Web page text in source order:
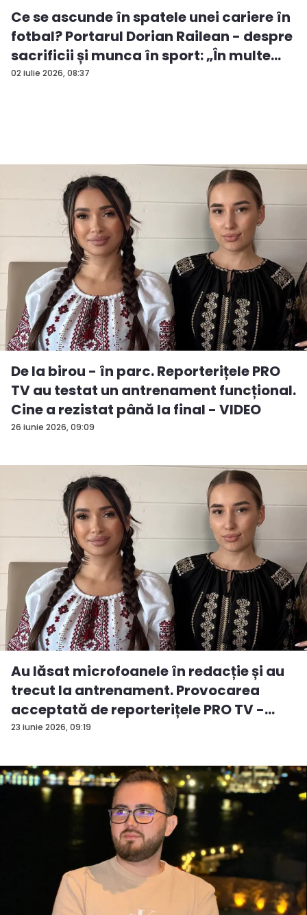
02 iulie 2026, 08:37
Ce se ascunde în spatele unei cariere în
fotbal? Portarul Dorian Railean - despre
sacrificii și munca în sport: „În multe...
26 iunie 2026, 09:09
De la birou - în parc. Reporterițele PRO
TV au testat un antrenament funcțional.
Cine a rezistat până la final - VIDEO
23 iunie 2026, 09:19
Au lăsat microfoanele în redacție și au
trecut la antrenament. Provocarea
acceptată de reporterițele PRO TV -
VID...